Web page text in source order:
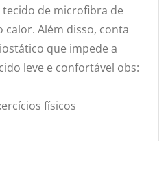
de microfibra de
Além disso, conta
que impede a
leve e confortável obs:
físicos